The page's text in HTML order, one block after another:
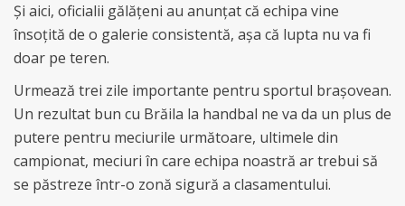
Și aici, oficialii gălățeni au anunțat că echipa vine
însoțită de o galerie consistentă, așa că lupta nu va fi
doar pe teren.
Urmează trei zile importante pentru sportul brașovean.
Un rezultat bun cu Brăila la handbal ne va da un plus de
putere pentru meciurile următoare, ultimele din
campionat, meciuri în care echipa noastră ar trebui să
se păstreze într-o zonă sigură a clasamentului.